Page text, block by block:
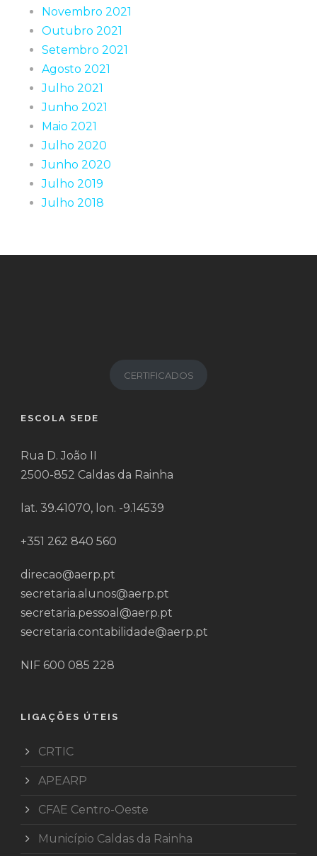
Novembro 2021
Outubro 2021
Setembro 2021
Agosto 2021
Julho 2021
Junho 2021
Maio 2021
Julho 2020
Junho 2020
Julho 2019
Julho 2018
CERTIFICADOS
ESCOLA SEDE
Rua D. João II
2500-852 Caldas da Rainha
lat. 39.41070, lon. -9.14539
+351 262 840 560
direcao@aerp.pt
secretaria.alunos@aerp.pt
secretaria.pessoal@aerp.pt
secretaria.contabilidade@aerp.pt
NIF 600 085 228
LIGAÇÕES ÚTEIS
CRTIC
APEARP
CFAE Centro-Oeste
Município Caldas da Rainha